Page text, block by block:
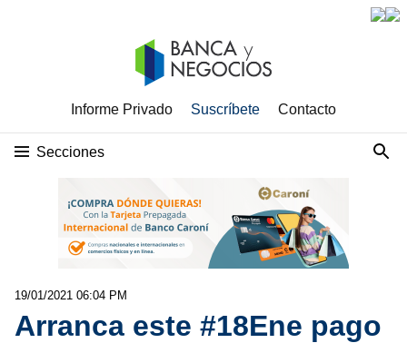
Informe Privado Suscríbete Contacto
Secciones
19/01/2021 06:04 PM
Arranca este #18Ene pago